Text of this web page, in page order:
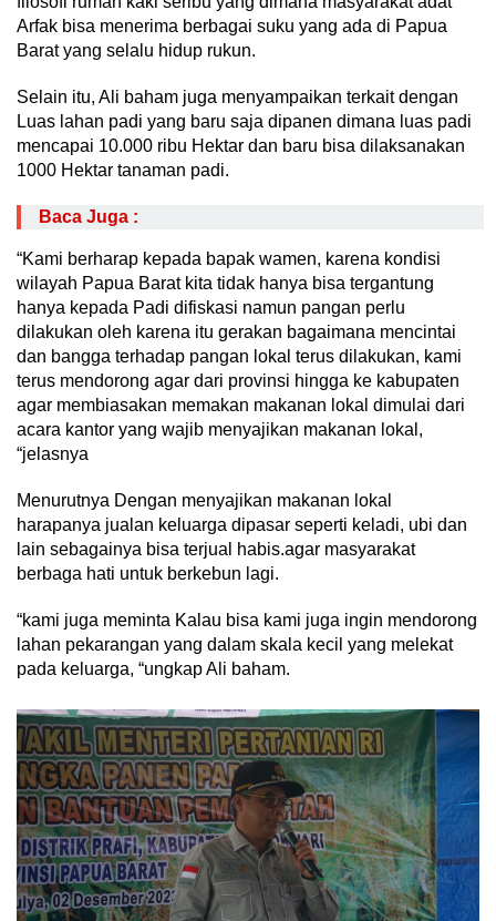
Arfak bisa menerima berbagai suku yang ada di Papua
Barat yang selalu hidup rukun.
Selain itu, Ali baham juga menyampaikan terkait dengan
Luas lahan padi yang baru saja dipanen dimana luas padi
mencapai 10.000 ribu Hektar dan baru bisa dilaksanakan
1000 Hektar tanaman padi.
Baca Juga :
“Kami berharap kepada bapak wamen, karena kondisi
wilayah Papua Barat kita tidak hanya bisa tergantung
hanya kepada Padi difiskasi namun pangan perlu
dilakukan oleh karena itu gerakan bagaimana mencintai
dan bangga terhadap pangan lokal terus dilakukan, kami
terus mendorong agar dari provinsi hingga ke kabupaten
agar membiasakan memakan makanan lokal dimulai dari
acara kantor yang wajib menyajikan makanan lokal,
“jelasnya
Menurutnya Dengan menyajikan makanan lokal
harapanya jualan keluarga dipasar seperti keladi, ubi dan
lain sebagainya bisa terjual habis.agar masyarakat
berbaga hati untuk berkebun lagi.
“kami juga meminta Kalau bisa kami juga ingin mendorong
lahan pekarangan yang dalam skala kecil yang melekat
pada keluarga, “ungkap Ali baham.